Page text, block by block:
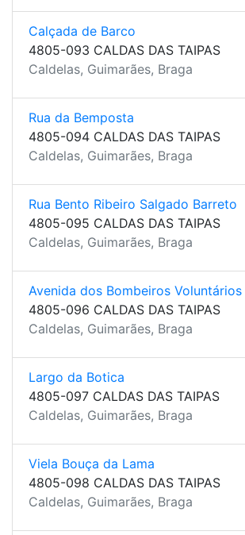
Calçada de Barco
4805-093 CALDAS DAS TAIPAS
Caldelas, Guimarães, Braga
Rua da Bemposta
4805-094 CALDAS DAS TAIPAS
Caldelas, Guimarães, Braga
Rua Bento Ribeiro Salgado Barreto
4805-095 CALDAS DAS TAIPAS
Caldelas, Guimarães, Braga
Avenida dos Bombeiros Voluntários
4805-096 CALDAS DAS TAIPAS
Caldelas, Guimarães, Braga
Largo da Botica
4805-097 CALDAS DAS TAIPAS
Caldelas, Guimarães, Braga
Viela Bouça da Lama
4805-098 CALDAS DAS TAIPAS
Caldelas, Guimarães, Braga